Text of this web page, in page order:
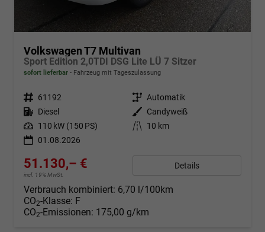
Volkswagen T7 Multivan
Sport Edition 2,0TDI DSG Lite LÜ 7 Sitzer
sofort lieferbar Fahrzeug mit Tageszulassung
Fahrzeugnr. 61192 Getriebe Automatik
Kraftstoff Diesel Außenfarbe
Candyweiß
Leistung 110 kW (150 PS) Kilometerstand
10 km
01.08.2026
51.130,– €
incl. 19% MwSt.
Details
Verbrauch kombiniert: 6,70 l/100km
CO2-Klasse: F
CO2-Emissionen: 175,00 g/km